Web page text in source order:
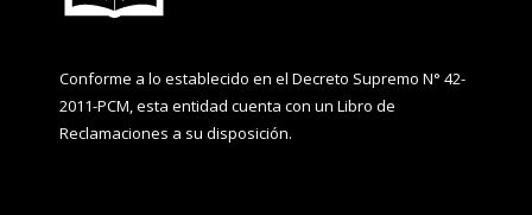
Conforme a lo establecido en el Decreto Supremo N° 42-
2011-PCM, esta entidad cuenta con un Libro de
Reclamaciones a su disposición.